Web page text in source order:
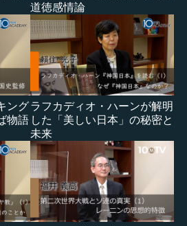
道徳感情論
ング
物語
ラフカディオ・ハーンが解明
した「美しい日本」の秘密と
未来